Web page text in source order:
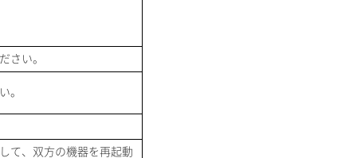
さい。
。
て、双方の機器を再起動